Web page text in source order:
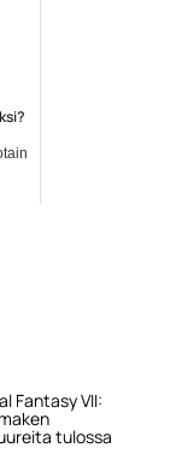
Fantasy VII:
tulossa